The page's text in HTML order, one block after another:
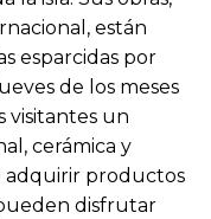
están
esparcidas por
de los meses
visitantes un
cerámica y
adquirir productos
disfrutar